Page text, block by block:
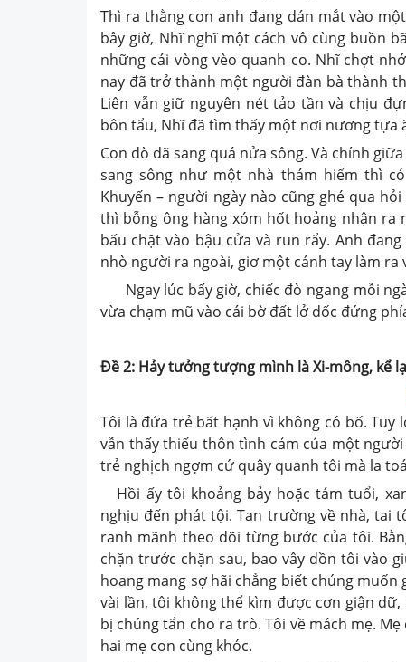
Thì ra thằng con anh đang dán mắt vào
bây giờ, Nhĩ nghĩ một cách vô cùng buồn
những cái vòng vèo quanh co. Nhĩ chợt
nay đã trở thành một người đàn bà thành
Liên vẫn giữ nguyên nét tảo tần và chịu
bôn tẩu, Nhĩ đã tìm thấy một nơi nương tựa
Con đò đã sang quá nửa sông. Và chính
sang sông như một nhà thám hiểm thì
Khuyến – người ngày nào cũng ghé qua
thì bỗng ông hàng xóm hốt hoảng nhận
bấu chặt vào bậu cửa và run rẩy. Anh
nhò người ra ngoài, giơ một cánh tay làm
Ngay lúc bấy giờ, chiếc đò ngang mỗi
vừa chạm mũ vào cái bờ đất lở dốc đứng
Đề 2: Hảy tưởng tượng mình là Xi-mông, kể
Tôi là đứa trẻ bất hạnh vì không có bố.
vẫn thấy thiếu thôn tình cảm của một
trẻ nghịch ngợm cứ quây quanh tôi mà la
Hồi ấy tôi khoảng bảy hoặc tám tuổi,
nghịu đến phát tội. Tan trường về nhà, tai
ranh mãnh theo dõi từng bước của tôi.
chặn trước chặn sau, bao vây dồn tôi vào
hoang mang sợ hãi chẳng biết chúng
vài lần, tôi không thể kìm được cơn giận
bị chúng tẩn cho ra trò. Tôi về mách mẹ.
hai mẹ con cùng khóc.